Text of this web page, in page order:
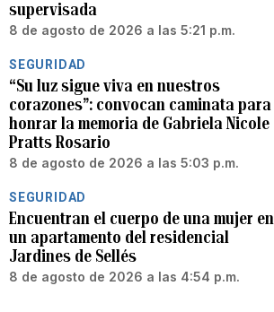
supervisada
8 de agosto de 2026 a las 5:21 p.m.
SEGURIDAD
“Su luz sigue viva en nuestros
corazones”: convocan caminata para
honrar la memoria de Gabriela Nicole
Pratts Rosario
8 de agosto de 2026 a las 5:03 p.m.
SEGURIDAD
Encuentran el cuerpo de una mujer en
un apartamento del residencial
Jardines de Sellés
8 de agosto de 2026 a las 4:54 p.m.